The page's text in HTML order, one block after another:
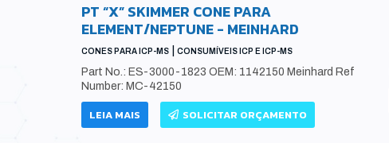
PT “X” SKIMMER CONE PARA
ELEMENT/NEPTUNE - MEINHARD
CONES PARA ICP-MS CONSUMÍVEIS ICP E ICP-MS
Part No.: ES-3000-1823 OEM: 1142150 Meinhard Ref
Number: MC-42150
LEIA MAIS SOLICITAR ORÇAMENTO